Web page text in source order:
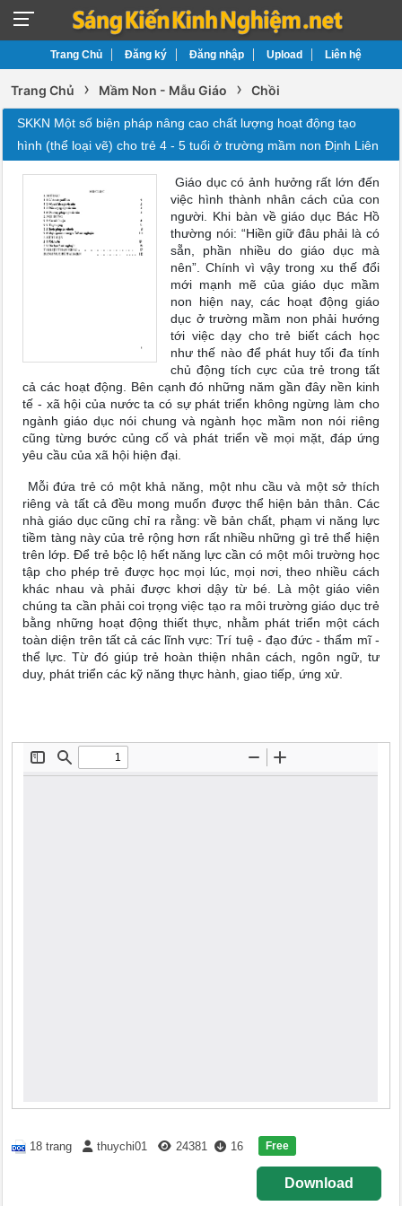
Trang Chủ Đăng ký Đăng nhập Upload Liên hệ
Trang Chủ › Mầm Non - Mẫu Giáo › Chồi
SKKN Một số biện pháp nâng cao chất lượng hoạt động tạo
hình (thể loại vẽ) cho trẻ 4 - 5 tuổi ở trường mầm non Định Liên
Giáo dục có ảnh hưởng rất lớn đến
việc hình thành nhân cách của con
người. Khi bàn về giáo dục Bác Hồ
thường nói: “Hiền giữ đâu phải là có
sẵn, phần nhiều do giáo dục mà
nên”. Chính vì vậy trong xu thế đổi
mới mạnh mẽ của giáo dục mầm
non hiện nay, các hoạt động giáo
dục ở trường mầm non phải hướng
tới việc dạy cho trẻ biết cách học
như thế nào để phát huy tối đa tính
chủ động tích cực của trẻ trong tất
cả các hoạt động. Bên cạnh đó những năm gần đây nền kinh
tế - xã hội của nước ta có sự phát triển không ngừng làm cho
ngành giáo dục nói chung và ngành học mầm non nói riêng
cũng từng bước củng cố và phát triển về mọi mặt, đáp ứng
yêu cầu của xã hội hiện đại.
Mỗi đứa trẻ có một khả năng, một nhu cầu và một sở thích
riêng và tất cả đều mong muốn được thể hiện bản thân. Các
nhà giáo dục cũng chỉ ra rằng: về bản chất, phạm vi năng lực
tiềm tàng này của trẻ rộng hơn rất nhiều những gì trẻ thể hiện
trên lớp. Để trẻ bộc lộ hết năng lực cần có một môi trường học
tập cho phép trẻ được học mọi lúc, mọi nơi, theo nhiều cách
khác nhau và phải được khơi dậy từ bé. Là một giáo viên
chúng ta cần phải coi trọng việc tạo ra môi trường giáo dục trẻ
bằng những hoạt động thiết thực, nhằm phát triển một cách
toàn diện trên tất cả các lĩnh vực: Trí tuệ - đạo đức - thẩm mĩ -
thể lực. Từ đó giúp trẻ hoàn thiện nhân cách, ngôn ngữ, tư
duy, phát triển các kỹ năng thực hành, giao tiếp, ứng xử.
18 trang thuychi01 24381 16 Free
Download